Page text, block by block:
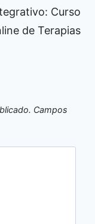
Curso
de Terapias
Campos